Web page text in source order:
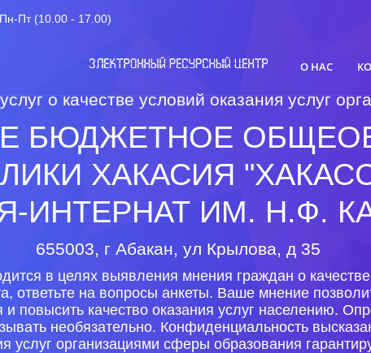
Пн-Пт (10.00 - 17.00)
О НАС
о качестве условий оказания услуг
БЮДЖЕТНОЕ
ХАКАСИЯ
ИНТЕРНАТ ИМ. Н.Ф.
655003, г Абакан, ул Крылова, д 35
в целях выявления мнения граждан о
ответьте на вопросы анкеты. Ваше мнение
и повысить качество оказания услуг населению.
необязательно. Конфиденциальность
услуг организациями сферы образования